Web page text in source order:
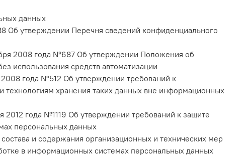
данных
Об утверждении Перечня сведений конфиденциального
2008 года №687 Об утверждении Положения об
использования средств автоматизации
года №512 Об утверждении требований к
хранения таких данных вне информационных
2012 года №1119 Об утверждении требований к защите
персональных данных
и содержания организационных и технических мер
в информационных системах персональных данных